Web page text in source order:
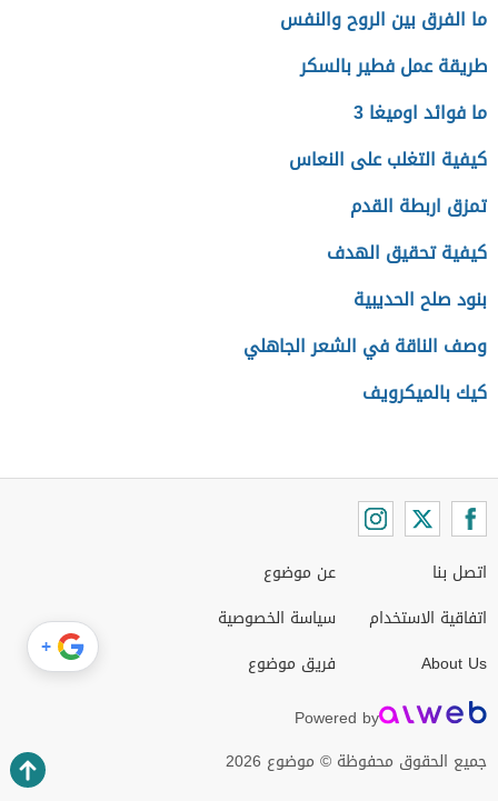
ما الفرق بين الروح والنفس
طريقة عمل فطير بالسكر
ما فوائد اوميغا 3
كيفية التغلب على النعاس
تمزق اربطة القدم
كيفية تحقيق الهدف
بنود صلح الحديبية
وصف الناقة في الشعر الجاهلي
كيك بالميكرويف
اتصل بنا
اتفاقية الاستخدام
About Us
عن موضوع
سياسة الخصوصية
فريق موضوع
Powered by
جميع الحقوق محفوظة © موضوع 2026
+